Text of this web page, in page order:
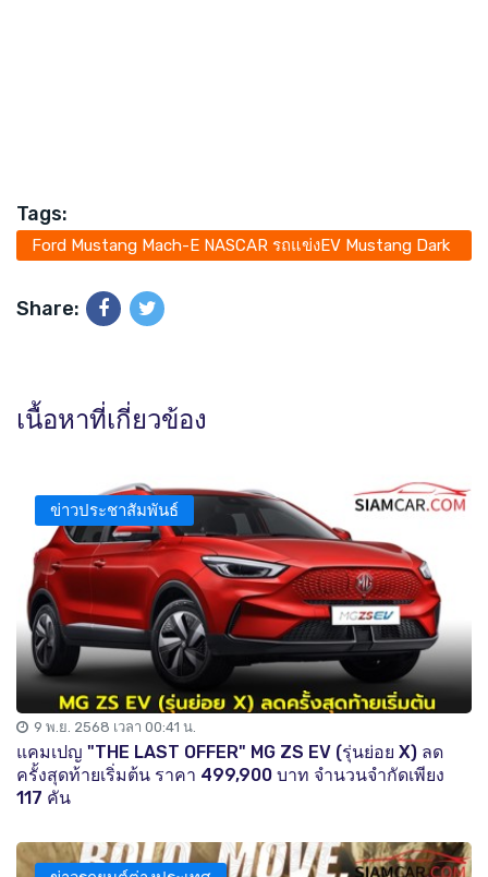
Tags:
Ford Mustang Mach-E NASCAR รถแข่งEV Mustang Dark
Share:
เนื้อหาที่เกี่ยวข้อง
ข่าวประชาสัมพันธ์
9 พ.ย. 2568 เวลา 00:41 น.
แคมเปญ "THE LAST OFFER" MG ZS EV (รุ่นย่อย X) ลด
ครั้งสุดท้ายเริ่มต้น ราคา 499,900 บาท จำนวนจำกัดเพียง
117 คัน